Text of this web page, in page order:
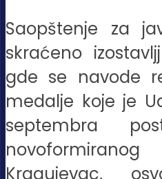
Saopštenje za
skraćeno
gde se navode
medalje koje je
septembra
Kragujevac,